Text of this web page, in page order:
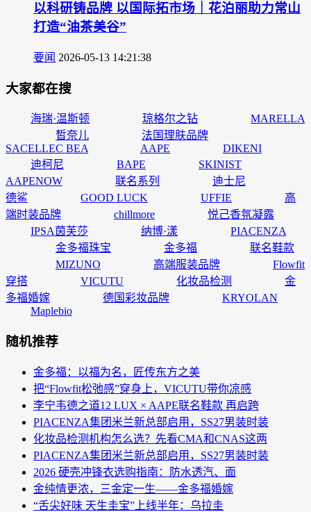
以科研铸品牌 以国际拓市场｜花泊丽助力常山
打造“油茶美谷”
要闻 2026-05-13 14:21:38
大家都在搜
海瑞·温斯顿 琼格尔之钻
MARELLA
皙奈儿
法国理肤品牌
SACELLEC BEA
AAPE
DIKENI
迪柯尼
BAPE
SKINIST
AAPENOW
联名系列
迪士尼
德鲨
GOOD LUCK UFFIE
高
端时装品牌
chillmore
悦己香氛凝露
IPSA茵芙莎
纳博·漾
PIACENZA
金多福珠宝
金多福
联名鞋款
MIZUNO
高端服装品牌
Flowfit
穿搭
VICUTU 化妆品检测
金
多福婚嫁
德国彩妆品牌
KRYOLAN
Maplebio
随机推荐
金多福：以福为名，匠传东方之美
把“Flowfit松弛感”穿身上，VICUTU带你凉感
李宁韦德之道12 LUX × AAPE联名鞋款 再启跨
PIACENZA集团米兰新总部启用，SS27男装时装
化妆品检测机构怎么选？先看CMA和CNAS这两
PIACENZA集团米兰新总部启用，SS27男装时装
2026 硬壳冲锋衣选购指南：防水透汽、面
金纯情更浓，三金定一生——金多福婚嫁
“舌尖好味 天生圭宝”上线半年：乌拉圭